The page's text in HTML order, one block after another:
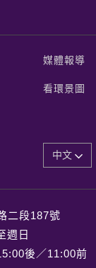
媒體報導
看環景圖
中文
二段187號
週日
後／11:00前